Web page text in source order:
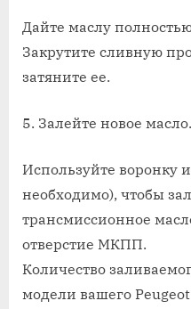
Дайте маслу
Закрутите сливную
затяните ее.
5. Залейте новое масло.
Используйте воронку
необходимо), чтобы
трансмиссионное
отверстие МКПП.
Количество
модели вашего